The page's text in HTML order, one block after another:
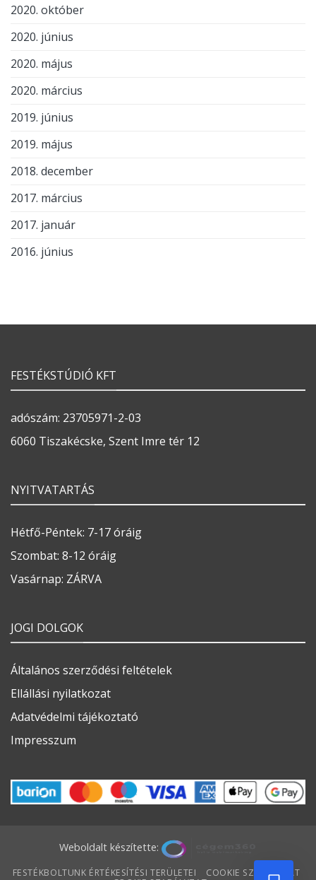
2020. október
2020. június
2020. május
2020. március
2019. június
2019. május
2018. december
2017. március
2017. január
2016. június
FESTÉKSTÚDIÓ KFT
adószám: 23705971-2-03
6060 Tiszakécske, Szent Imre tér 12
NYITVATARTÁS
Hétfő-Péntek: 7-17 óráig
Szombat: 8-12 óráig
Vasárnap: ZÁRVA
JOGI DOLGOK
Általános szerződési feltételek
Ellállási nyilatkozat
Adatvédelmi tájékoztató
Impresszum
Weboldalt készítette:
FESTÉKBOLTUNK ÉRTÉKESÍTÉSI TERÜLETEI
COOKIE SZABÁLYZAT